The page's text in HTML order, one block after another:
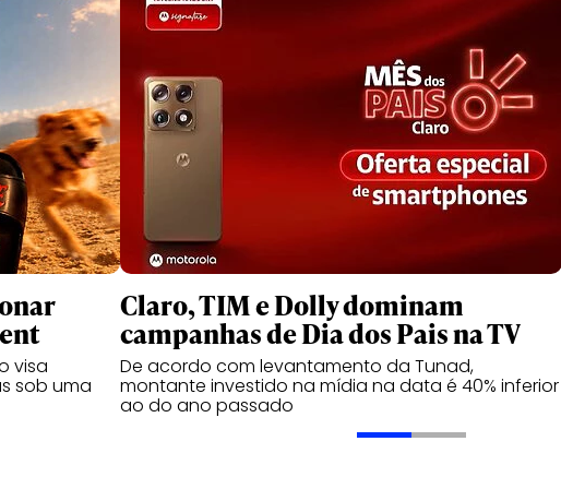
visa
sob uma
Claro, TIM e Dolly dominam
campanhas de Dia dos Pais na TV
De acordo com levantamento da Tunad,
montante investido na mídia na data é 40% inferior
ao do ano passado